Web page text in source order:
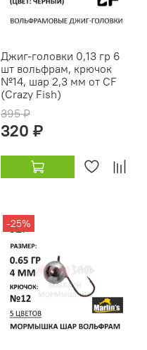
Джиг-головки 0,13 гр 6
шт вольфрам, крючок
№14, шар 2,3 мм от CF
(Crazy Fish)
395 ₽
320 ₽
-25%